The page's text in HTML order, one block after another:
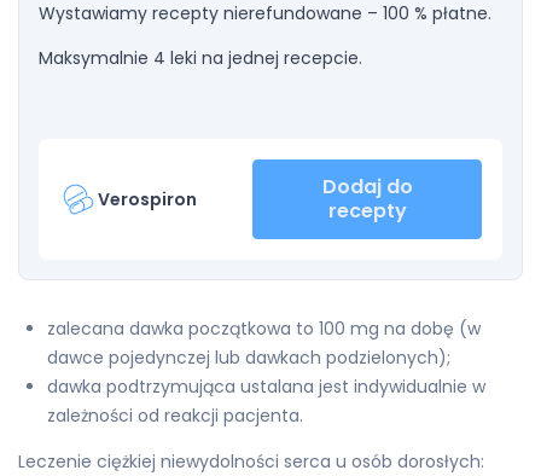
Wystawiamy recepty nierefundowane – 100 % płatne.
Maksymalnie 4 leki na jednej recepcie.
Verospiron
Dodaj do
recepty
zalecana dawka początkowa to 100 mg na dobę (w
dawce pojedynczej lub dawkach podzielonych);
dawka podtrzymująca ustalana jest indywidualnie w
zależności od reakcji pacjenta.
Leczenie ciężkiej niewydolności serca u osób dorosłych: